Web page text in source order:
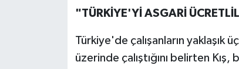
"TÜRKİYE'Yİ ASGARİ
Türkiye'de çalışanların
üzerinde çalıştığını belirten